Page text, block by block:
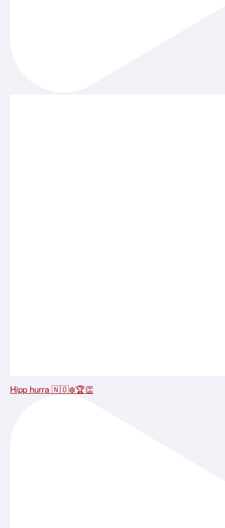
Hipp hurra 🇳🇴❄️🏆👏